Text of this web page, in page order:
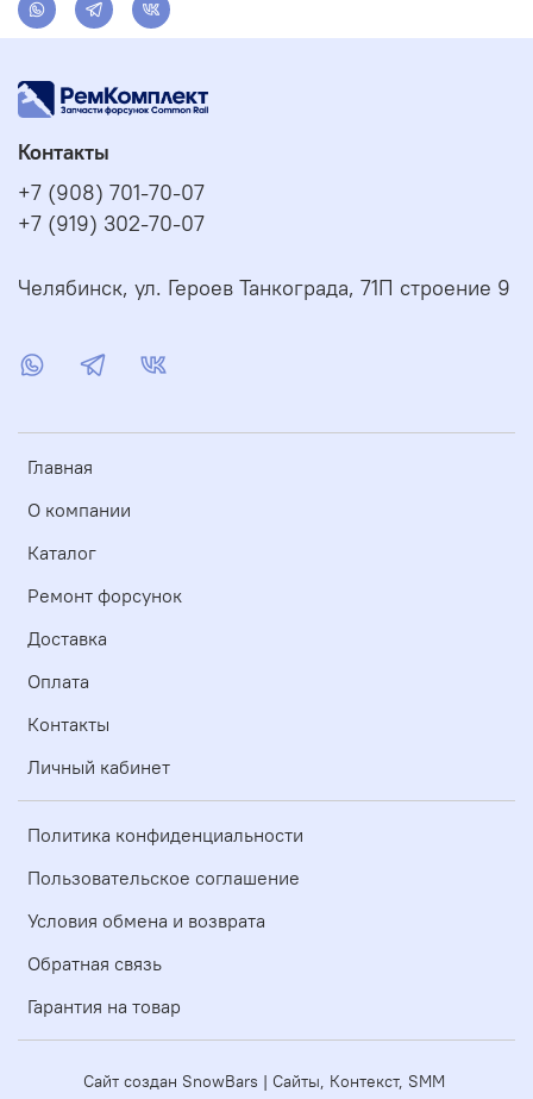
Главная
О компании
Каталог
Ремонт форсунок
Доставка
Оплата
Контакты
Личный кабинет
Политика конфиденциальности
Пользовательское соглашение
Условия обмена и возврата
Обратная связь
Гарантия на товар
Контакты
+7 (908) 701-70-07
+7 (919) 302-70-07
Челябинск, ул. Героев Танкограда, 71П строение 9
Сайт создан SnowBars | Сайты, Контекст, SMM